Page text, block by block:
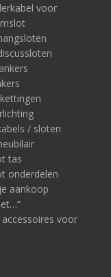
voor
/ sloten
tas
onderdelen
aankoop
voor